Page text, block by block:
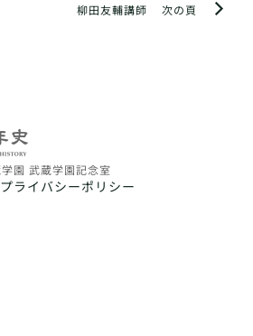
次の頁
柳田友輔講師
園 武蔵学園記念室
プライバシーポリシー